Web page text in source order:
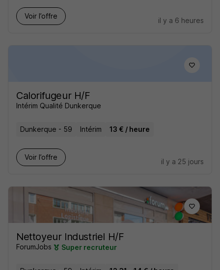
Voir l’offre
il y a 6 heures
Calorifugeur H/F
Intérim Qualité Dunkerque
Dunkerque - 59 Intérim 13 € / heure
Voir l’offre
il y a 25 jours
Nettoyeur Industriel H/F
ForumJobs Super recruteur